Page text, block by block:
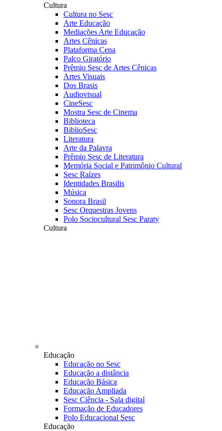
Cultura
Cultura no Sesc
Arte Educação
Mediações Arte Educação
Artes Cênicas
Plataforma Cena
Palco Giratório
Prêmio Sesc de Artes Cênicas
Artes Visuais
Dos Brasis
Audiovisual
CineSesc
Mostra Sesc de Cinema
Biblioteca
BiblioSesc
Literatura
Arte da Palavra
Prêmio Sesc de Literatura
Memória Social e Patrimônio Cultural
Sesc Raízes
Identidades Brasilis
Música
Sonora Brasil
Sesc Orquestras Jovens
Polo Sociocultural Sesc Paraty
Cultura
Educação
Educação no Sesc
Educação a distância
Educação Básica
Educação Ampliada
Sesc Ciência - Sala digital
Formação de Educadores
Polo Educacional Sesc
Educação